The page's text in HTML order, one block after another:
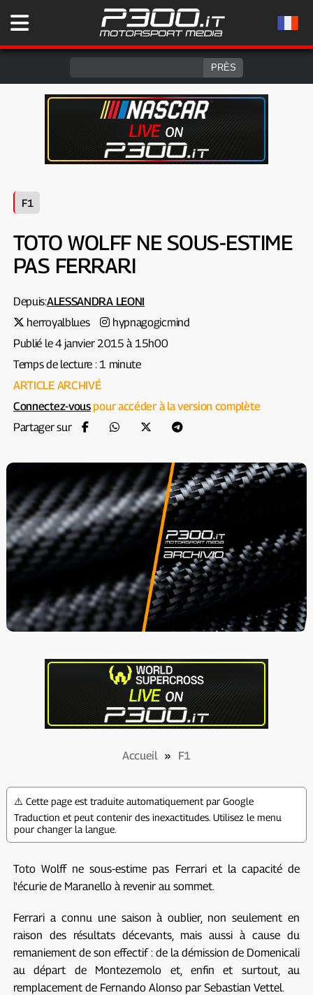
F1
TOTO WOLFF NE SOUS-ESTIME
PAS FERRARI
Depuis:ALESSANDRA LEONI
herroyalblues
hypnagogicmind
Publié le 4 janvier 2015 à 15h00
Temps de lecture : 1 minute
ARTICLE ARCHIVÉ
Connectez-vouspour accéder à la version complète
Partager sur
Accueil» F1
⚠️ Cette page est traduite automatiquement par Google
Traduction et peut contenir des inexactitudes. Utilisez le menu
pour changer la langue.
Toto Wolff ne sous-estime pas Ferrari et la capacité de
l'écurie de Maranello à revenir au sommet.
Ferrari a connu une saison à oublier, non seulement en
raison des résultats décevants, mais aussi à cause du
remaniement de son effectif : de la démission de Domenicali
au départ de Montezemolo et, enfin et surtout, au
remplacement de Fernando Alonso par Sebastian Vettel.